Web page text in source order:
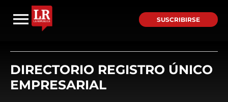
SUSCRIBIRSE
DIRECTORIO REGISTRO ÚNICO
EMPRESARIAL